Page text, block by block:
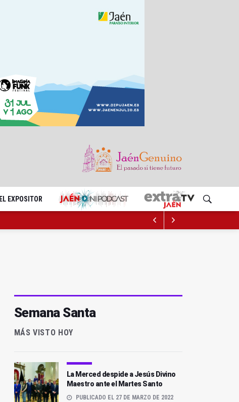
EL EXPOSITOR
Semana Santa
MÁS VISTO HOY
La Merced despide a Jesús Divino
Maestro ante el Martes Santo
PUBLICADO EL 27 DE MARZO DE 2022